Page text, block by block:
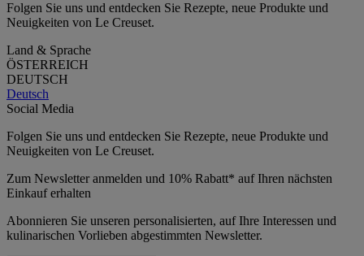
Folgen Sie uns und entdecken Sie Rezepte, neue Produkte und
Neuigkeiten von Le Creuset.
Land & Sprache
ÖSTERREICH
DEUTSCH
Deutsch
Social Media
Folgen Sie uns und entdecken Sie Rezepte, neue Produkte und
Neuigkeiten von Le Creuset.
Zum Newsletter anmelden und 10% Rabatt* auf Ihren nächsten
Einkauf erhalten
Abonnieren Sie unseren personalisierten, auf Ihre Interessen und
kulinarischen Vorlieben abgestimmten Newsletter.